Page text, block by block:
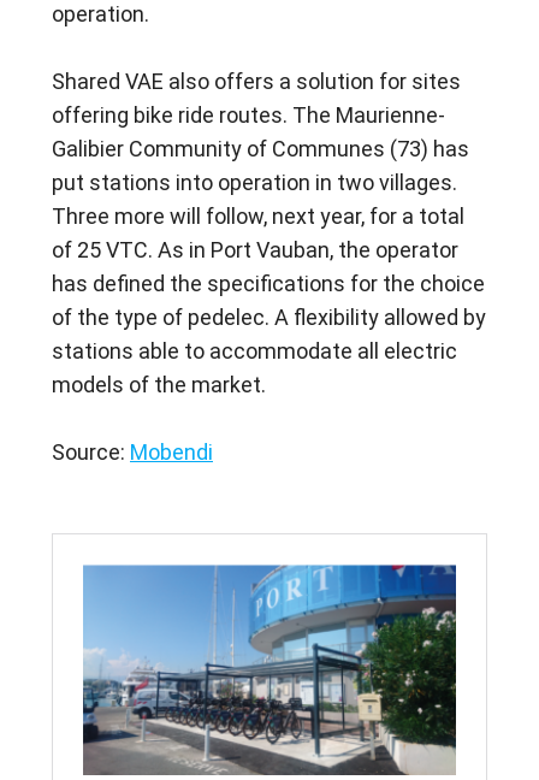
operation.
Shared VAE also offers a solution for sites
offering bike ride routes. The Maurienne-
Galibier Community of Communes (73) has
put stations into operation in two villages.
Three more will follow, next year, for a total
of 25 VTC. As in Port Vauban, the operator
has defined the specifications for the choice
of the type of pedelec. A flexibility allowed by
stations able to accommodate all electric
models of the market.
Source: Mobendi